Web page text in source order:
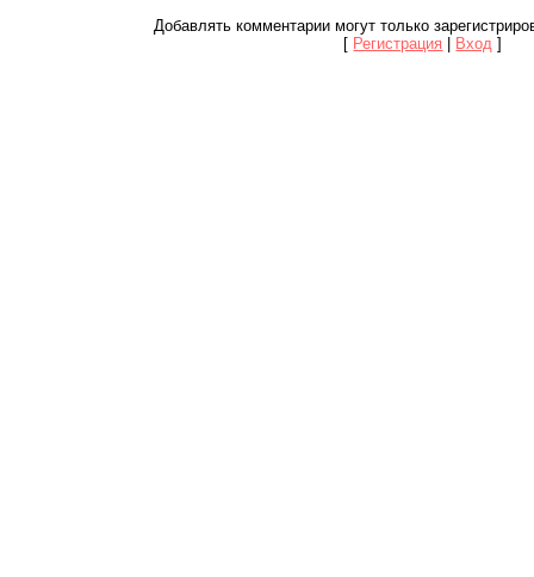
Добавлять комментарии могут только
[ Регистрация Вход ]